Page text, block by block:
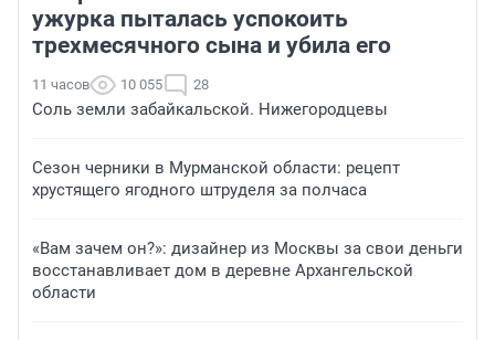
ужурка пыталась успокоить
трехмесячного сына и убила его
11 часов 10 055 28
Соль земли забайкальской. Нижегородцевы
Сезон черники в Мурманской области: рецепт
хрустящего ягодного штруделя за полчаса
«Вам зачем он?»: дизайнер из Москвы за свои деньги
восстанавливает дом в деревне Архангельской
области